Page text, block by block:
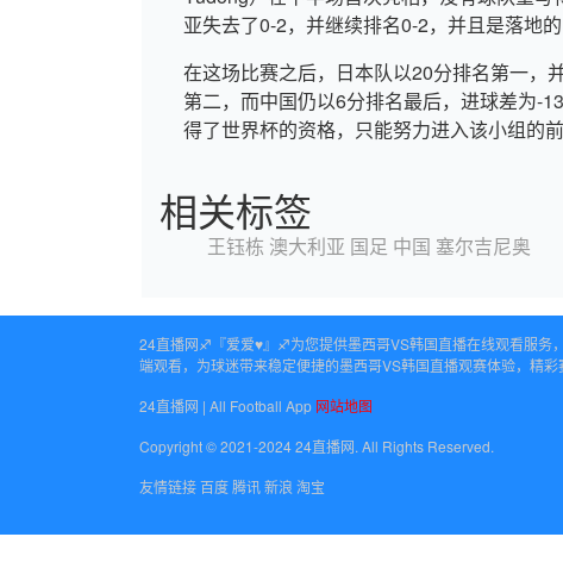
亚失去了0-2，并继续排名0-2，并且是落地的
在这场比赛之后，日本队以20分排名第一，
第二，而中国仍以6分排名最后，进球差为-
得了世界杯的资格，只能努力进入该小组的
相关标签
王钰栋 澳大利亚 国足 中国 塞尔吉尼奥
24直播网♐️『爱爱♥』♐️为您提供墨西哥VS韩国直播在线观看服
端观看，为球迷带来稳定便捷的墨西哥VS韩国直播观赛体验，精彩
24直播网 | All Football App 网站地图
Copyright © 2021-2024 24直播网. All Rights Reserved.
友情链接百度腾讯新浪 淘宝